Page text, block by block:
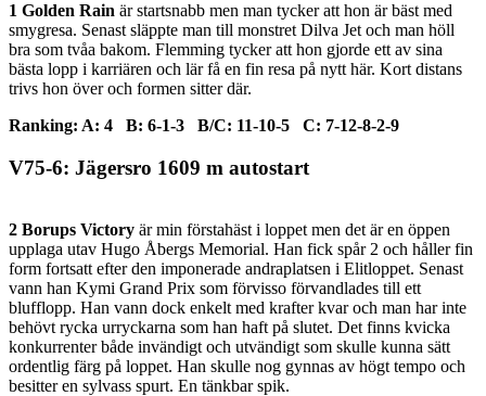
1 Golden Rain är startsnabb men man tycker att hon är bäst med
smygresa. Senast släppte man till monstret Dilva Jet och man höll
bra som tvåa bakom. Flemming tycker att hon gjorde ett av sina
bästa lopp i karriären och lär få en fin resa på nytt här. Kort distans
trivs hon över och formen sitter där.
Ranking: A: 4 B: 6-1-3 B/C: 11-10-5 C: 7-12-8-2-9
V75-6: Jägersro 1609 m autostart
2 Borups Victory är min förstahäst i loppet men det är en öppen
upplaga utav Hugo Åbergs Memorial. Han fick spår 2 och håller fin
form fortsatt efter den imponerade andraplatsen i Elitloppet. Senast
vann han Kymi Grand Prix som förvisso förvandlades till ett
blufflopp. Han vann dock enkelt med krafter kvar och man har inte
behövt rycka urryckarna som han haft på slutet. Det finns kvicka
konkurrenter både invändigt och utvändigt som skulle kunna sätt
ordentlig färg på loppet. Han skulle nog gynnas av högt tempo och
besitter en sylvass spurt. En tänkbar spik.